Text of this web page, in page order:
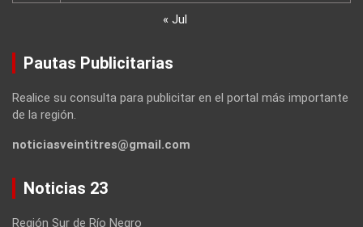
« Jul
Pautas Publicitarias
Realice su consulta para publicitar en el portal más importante
de la región.
noticiasveintitres@gmail.com
Noticias 23
Región Sur de Río Negro